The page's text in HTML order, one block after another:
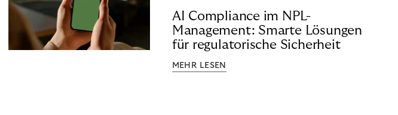
AI Compliance im NPL-
Management: Smarte Lösungen
für regulatorische Sicherheit
MEHR LESEN